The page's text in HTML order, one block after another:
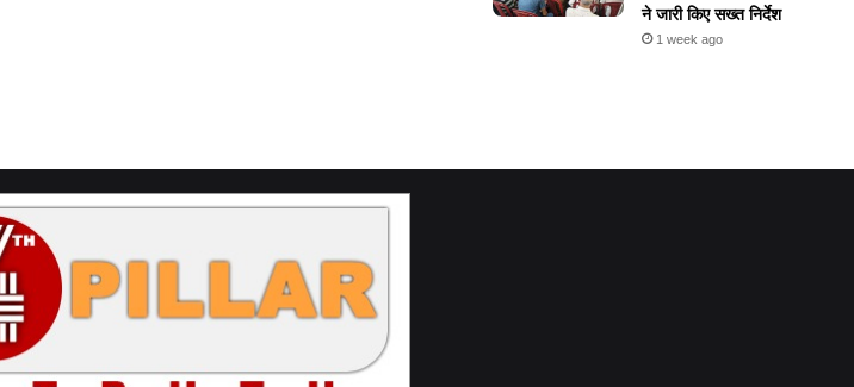
ने जारी किए सख्त निर्देश
1 week ago